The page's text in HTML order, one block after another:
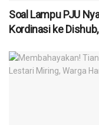
Soal Lampu PJU
Kordinasi ke